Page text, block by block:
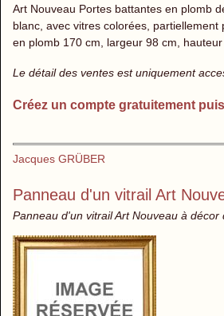
Art Nouveau Portes battantes en plomb
blanc, avec vitres colorées,
en plomb 170 cm, largeur 98 cm,
Le détail des ventes est uniquement
Créez un compte gratuitement
Jacques GRÜBER
Panneau d'un vitrail Art
Panneau d'un vitrail Art Nouveau à